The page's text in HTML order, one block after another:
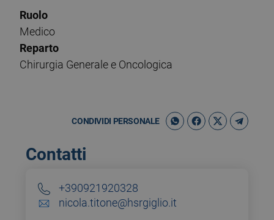
Ruolo
Medico
Reparto
Chirurgia Generale e Oncologica
CONDIVIDI PERSONALE
Contatti
+390921920328
nicola.titone@hsrgiglio.it